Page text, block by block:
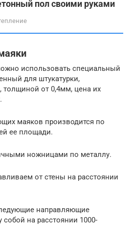
пол своими руками
использовать специальный
для штукатурки,
толщиной от 0,4мм, цена их
маяков производится по
ее площади.
ножницами по металлу.
от стены на расстоянии
направляющие
на расстоянии 1000-